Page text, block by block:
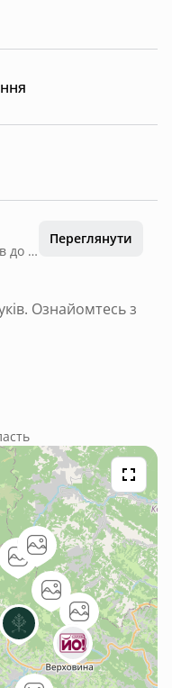
Повне повернення: за 14 днів до дати заїзду
Переглянути
Ознайомтесь з